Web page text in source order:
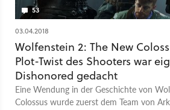
53
03.04.2018
Wolfenstein 2: The New
Plot-Twist des Shooters war
Dishonored gedacht
Eine Wendung in der Geschichte von
Colossus wurde zuerst dem Team von